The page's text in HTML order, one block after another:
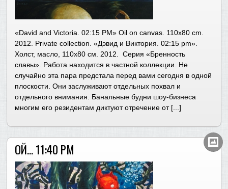
«David and Victoria. 02:15 PM» Oil on canvas. 110х80 cm.
2012. Private collection. «Дэвид и Виктория. 02:15 pm».
Холст, масло, 110х80 см. 2012. Серия «Бренность
славы». Работа находится в частной коллекции. Не
случайно эта пара предстала перед вами сегодня в одной
плоскости. Они заслуживают отдельных похвал и
отдельного внимания. Банальные будни шоу-бизнеса
многим его резидентам диктуют отречение от [...]
ОЙ… 11:40 PM